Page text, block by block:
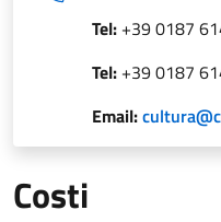
Tel: +39 0187
Tel: +39 0187
Email:
Costi